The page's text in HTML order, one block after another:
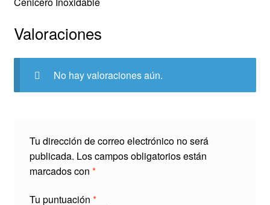
Valoraciones
No hay valoraciones aún.
Tu dirección de correo electrónico no será
publicada. Los campos obligatorios están
marcados con *
Tu puntuación *